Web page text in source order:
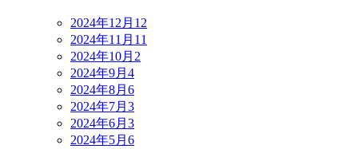
2024年12月 12
2024年11月 11
2024年10月 2
2024年9月 4
2024年8月 6
2024年7月 3
2024年6月 3
2024年5月 6